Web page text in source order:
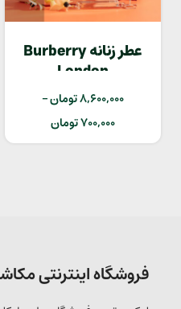
عطر زنانه Burberry
London
8,600,000تومان–
700,000تومان
فروشگاه اینترنتی